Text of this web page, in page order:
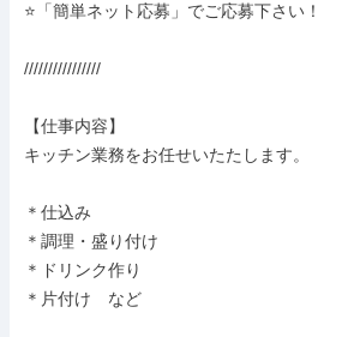
⭐️「簡単ネット応募」でご応募下さい！
////////////////
【仕事内容】
キッチン業務をお任せいたたします。
＊仕込み
＊調理・盛り付け
＊ドリンク作り
＊片付け　など